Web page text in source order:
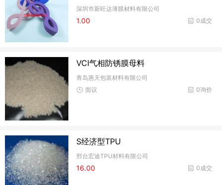
深圳市新旺达薄膜材料有限公司
0成交
1.00
VCI气相防锈膜母料
青岛惠天包装材料有限公司
0询价
面议
S经济型TPU
邢台宏迪TPU材料有限公司
0成交
16.00